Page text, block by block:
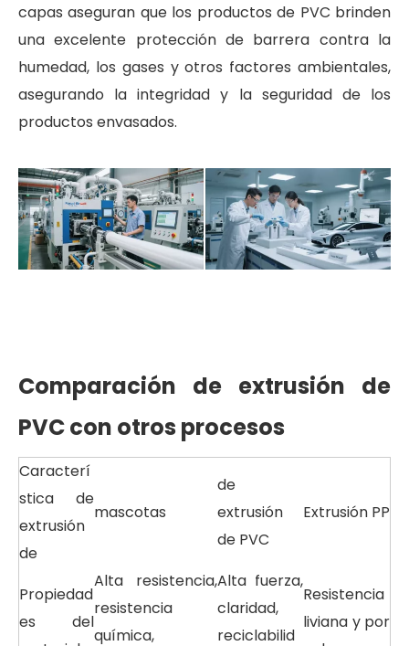
capas aseguran que los productos de PVC brinden
una excelente protección de barrera contra la
humedad, los gases y otros factores ambientales,
asegurando la integridad y la seguridad de los
productos envasados.
Comparación de extrusión de
PVC con otros procesos
Caracterí
stica de
extrusión
de
mascotas
de
extrusión
de PVC
Extrusión PP
Propiedad
es del
Alta resistencia,
resistencia
química,
Alta fuerza,
claridad,
reciclabilid
Resistencia
liviana y por